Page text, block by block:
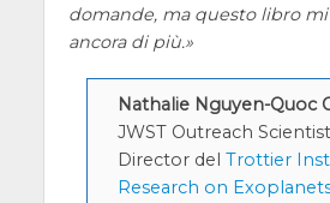
domande, ma questo libro
ancora di più.
Nathalie Nguyen-Quoc
JWST Outreach
Director del Trottier
Research on